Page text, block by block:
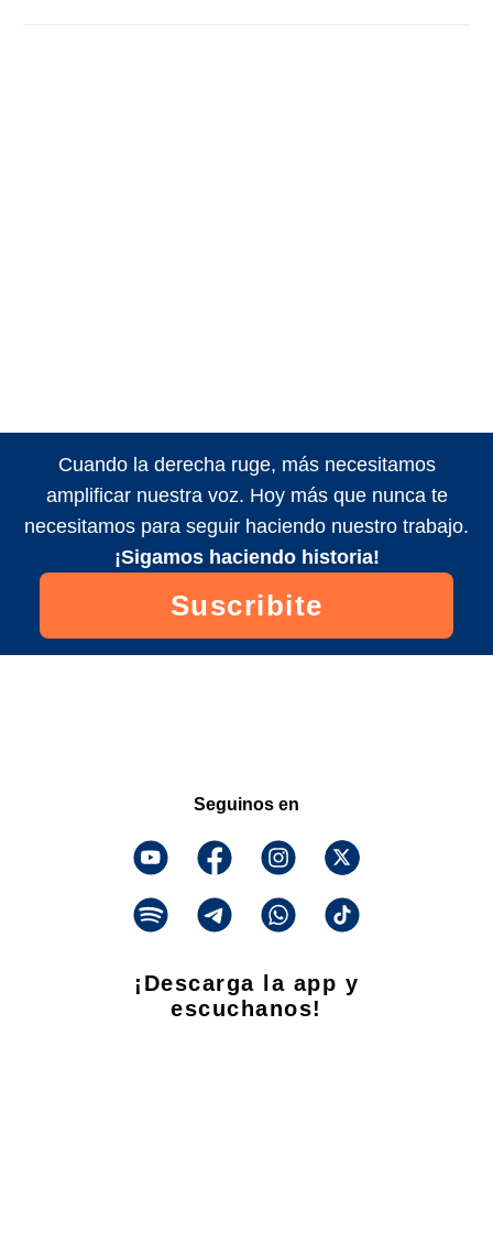
Cuando la derecha ruge, más necesitamos
amplificar nuestra voz. Hoy más que nunca te
necesitamos para seguir haciendo nuestro trabajo.
¡Sigamos haciendo historia!
Suscribite
Seguinos en
¡Descarga la app y
escuchanos!